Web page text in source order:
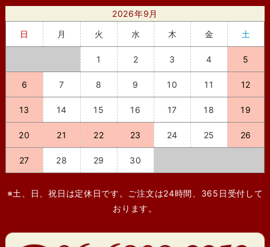
2026年9月
日
月 火 水 木 金 土
1 2 3 4 5
6 7 8 9 10 11 12
13 14 15 16 17 18 19
20 21 22 23 24 25 26
27 28 29 30
※土、日、祝日は定休日です。ご注文は24時間、365日受付して
おります。